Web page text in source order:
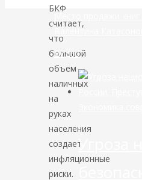
БКФ
считает,
что
большой
объем
наличных
на
руках
населения
создает
инфляционные
риски.
Валентина
Видео
Угроза